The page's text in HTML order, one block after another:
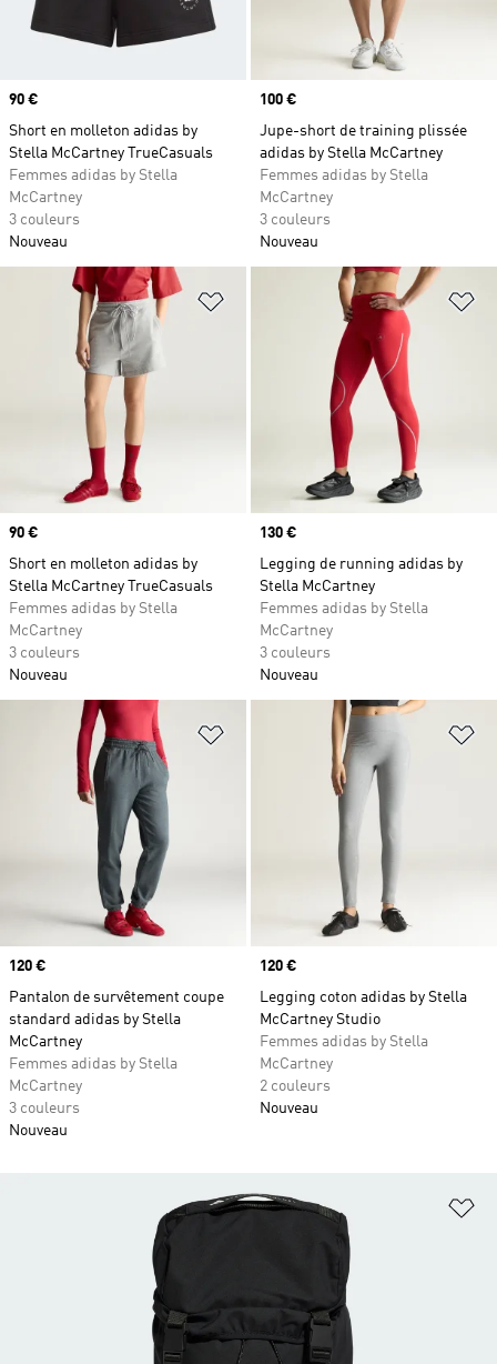
Prix
90 €
Short en molleton adidas by
Stella McCartney TrueCasuals
Femmes adidas by Stella
McCartney
3 couleurs
Nouveau
Prix
100 €
Jupe-short de training plissée
adidas by Stella McCartney
Femmes adidas by Stella
McCartney
3 couleurs
Nouveau
Ajouter à la Liste de produits
Prix
90 €
Short en molleton adidas by
Stella McCartney TrueCasuals
Femmes adidas by Stella
McCartney
3 couleurs
Nouveau
Prix
130 €
Legging de running adidas by
Stella McCartney
Femmes adidas by Stella
McCartney
3 couleurs
Nouveau
Ajouter à la Liste de produits
Prix
120 €
Pantalon de survêtement coupe
standard adidas by Stella
McCartney
Femmes adidas by Stella
McCartney
3 couleurs
Nouveau
Prix
120 €
Legging coton adidas by Stella
McCartney Studio
Femmes adidas by Stella
McCartney
2 couleurs
Nouveau